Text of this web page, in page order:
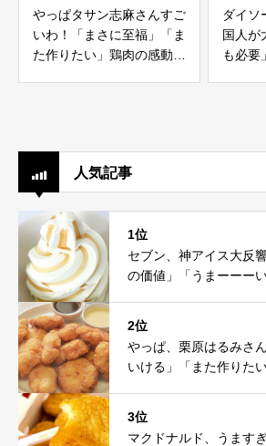
やっぱタサン志麻さんすご
いわ！「まさに至福」「ま
た作りたい」鶏肉の感動レ
ダイソ
国人が
も必要
人気記事
1位
セブン、神アイス大反
の価値」「うまーーー
2位
やっぱ、栗原はるみさ
いける」「また作りた
3位
マクドナルド、うます